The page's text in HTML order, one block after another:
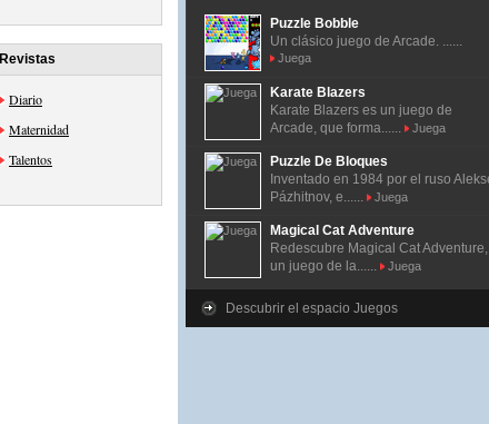
Revistas
Diario
Maternidad
Talentos
Puzzle Bobble
Un clásico juego de Arcade. ......
Juega
Karate Blazers
Karate Blazers es un juego de
Arcade, que forma......
Juega
Puzzle De Bloques
Inventado en 1984 por el ruso
Pázhitnov, e......
Juega
Magical Cat Adventure
Redescubre Magical Cat Adventure,
un juego de la......
Juega
Descubrir el espacio Juegos